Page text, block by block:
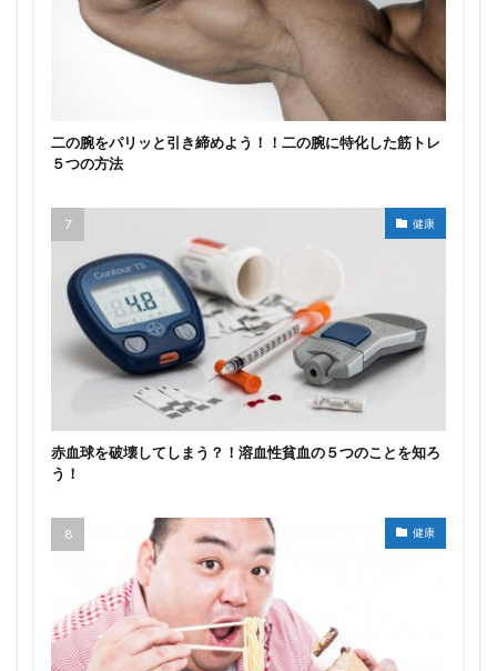
二の腕をパリッと引き締めよう！！二の腕に特化した筋トレ
５つの方法
健康
赤血球を破壊してしまう？！溶血性貧血の５つのことを知ろ
う！
健康